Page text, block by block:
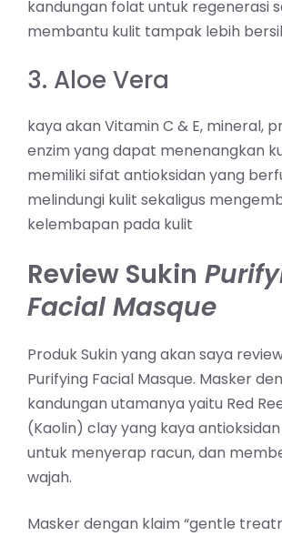
kandungan folat untuk regenerasi
membantu kulit tampak lebih
⁣3. Aloe Vera
kaya akan Vitamin C & E, mineral,
enzim yang dapat menenangkan
memiliki sifat antioksidan yang
melindungi kulit sekaligus
kelembapan pada kulit⁣⁣⁣⁣⁣⁣
Review Sukin
Facial Masque
Produk Sukin yang akan saya
Purifying Facial Masque. Masker
kandungan utamanya yaitu Red
(Kaolin) clay yang kaya
untuk menyerap racun, dan
wajah.
Masker dengan klaim “gentle